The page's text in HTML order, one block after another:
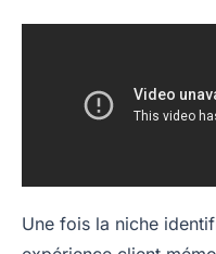
Une fois la niche